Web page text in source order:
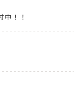
中！！